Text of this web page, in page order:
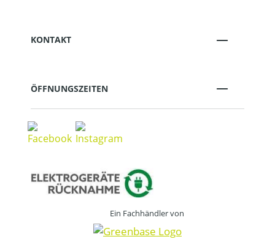
KONTAKT
ÖFFNUNGSZEITEN
Ein Fachhändler von